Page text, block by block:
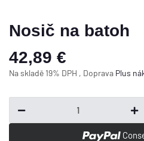
Nosič na batoh
42,89 €
Na skladě 19% DPH , Doprava Plus